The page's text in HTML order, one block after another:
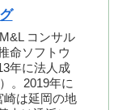
コンサル
命ソフトウ
年に法人成
。2019年に
崎は延岡の地